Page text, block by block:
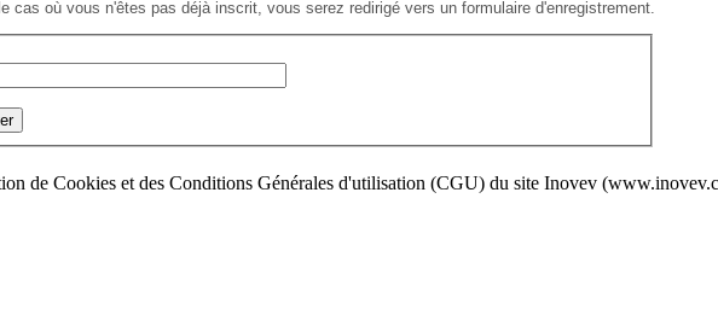
cas où vous n'êtes pas déjà inscrit, vous serez redirigé vers un formulaire d'enregistrement.
de Cookies et des Conditions Générales d'utilisation (CGU) du site Inovev